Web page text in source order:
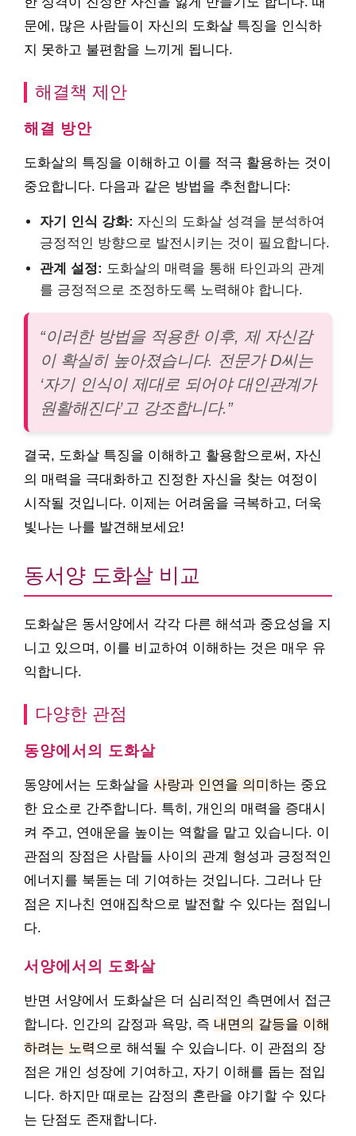
문에, 많은 사람들이 자신의 도화살 특징을 인식하
지 못하고 불편함을 느끼게 됩니다.
해결책 제안
해결 방안
도화살의 특징을 이해하고 이를 적극 활용하는 것이
중요합니다. 다음과 같은 방법을 추천합니다:
자기 인식 강화: 자신의 도화살 성격을 분석하여
긍정적인 방향으로 발전시키는 것이 필요합니다.
관계 설정: 도화살의 매력을 통해 타인과의 관계
를 긍정적으로 조정하도록 노력해야 합니다.
“이러한 방법을 적용한 이후, 제 자신감
이 확실히 높아졌습니다. 전문가 D씨는
‘자기 인식이 제대로 되어야 대인관계가
원활해진다’고 강조합니다.”
결국, 도화살 특징을 이해하고 활용함으로써, 자신
의 매력을 극대화하고 진정한 자신을 찾는 여정이
시작될 것입니다. 이제는 어려움을 극복하고, 더욱
빛나는 나를 발견해보세요!
동서양 도화살 비교
도화살은 동서양에서 각각 다른 해석과 중요성을 지
니고 있으며, 이를 비교하여 이해하는 것은 매우 유
익합니다.
다양한 관점
동양에서의 도화살
동양에서는 도화살을 사랑과 인연을 의미하는 중요
한 요소로 간주합니다. 특히, 개인의 매력을 증대시
켜 주고, 연애운을 높이는 역할을 맡고 있습니다. 이
관점의 장점은 사람들 사이의 관계 형성과 긍정적인
에너지를 북돋는 데 기여하는 것입니다. 그러나 단
점은 지나친 연애집착으로 발전할 수 있다는 점입니
다.
서양에서의 도화살
반면 서양에서 도화살은 더 심리적인 측면에서 접근
합니다. 인간의 감정과 욕망, 즉 내면의 갈등을 이해
하려는 노력으로 해석될 수 있습니다. 이 관점의 장
점은 개인 성장에 기여하고, 자기 이해를 돕는 점입
니다. 하지만 때로는 감정의 혼란을 야기할 수 있다
는 단점도 존재합니다.